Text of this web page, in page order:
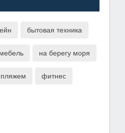
бытовая техника
мебель на берегу моря
фитнес